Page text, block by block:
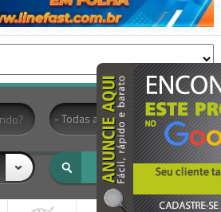
- Todas as Categorias -